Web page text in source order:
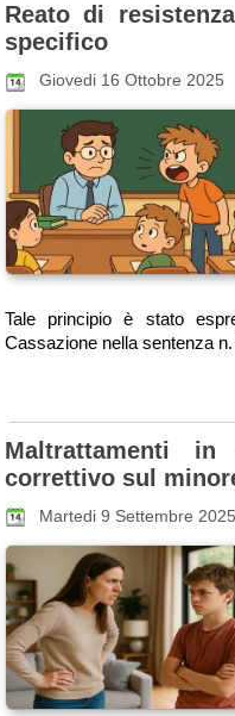
Reato di
specifico
Giovedi 16 Ottobre 2025
Tale principio è stato
Cassazione nella sentenza
Maltrattamenti
correttivo sul
Martedi 9 Settembre 2025